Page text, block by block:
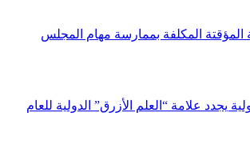
المؤقتة المكلفة بممارسة مهام المجلس
يجدد علامة “العلم الأزرق” الدولية للعام